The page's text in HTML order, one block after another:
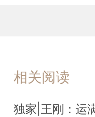
相关阅读
独家|王刚：运